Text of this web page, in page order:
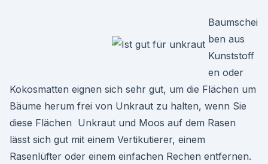
Baumschei
ben aus
Kunststoff
en oder
Kokosmatten eignen sich sehr gut, um die Flächen um
Bäume herum frei von Unkraut zu halten, wenn Sie
diese Flächen Unkraut und Moos auf dem Rasen
lässt sich gut mit einem Vertikutierer, einem
Rasenlüfter oder einem einfachen Rechen entfernen.